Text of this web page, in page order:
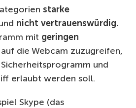
starke
nicht vertrauenswürdig.
mit geringen
die Webcam zuzugreifen,
und
erlaubt werden soll.
Skype (das